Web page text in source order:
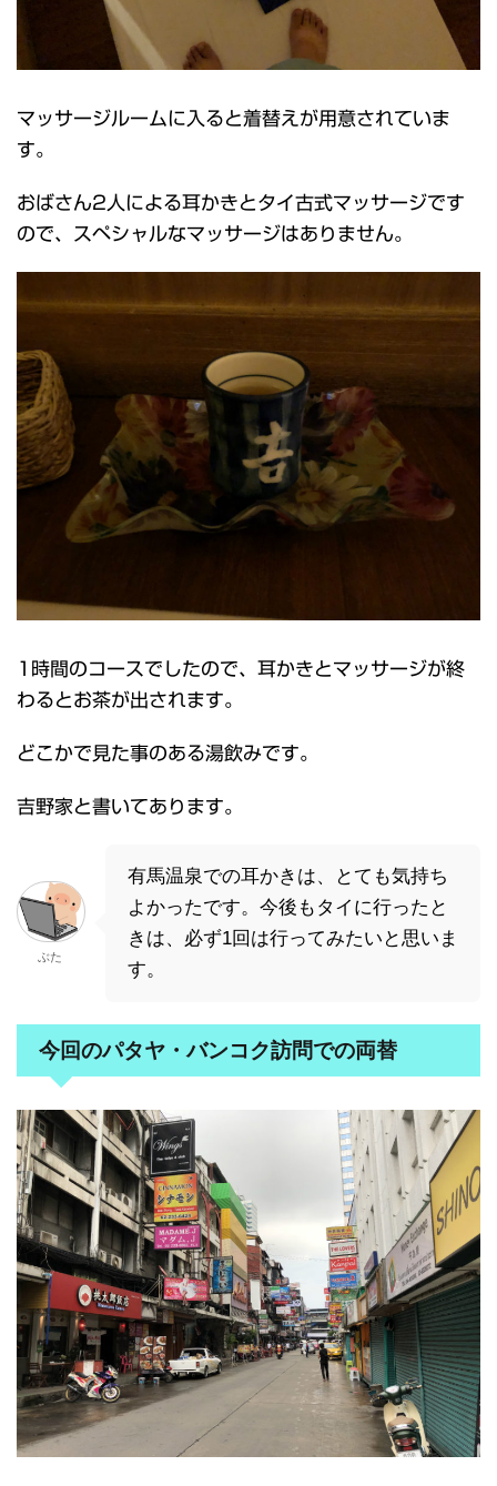
マッサージルームに入ると着替えが用意されていま
す。
おばさん2人による耳かきとタイ古式マッサージです
ので、スペシャルなマッサージはありません。
1時間のコースでしたので、耳かきとマッサージが終
わるとお茶が出されます。
どこかで見た事のある湯飲みです。
吉野家と書いてあります。
ぶた
有馬温泉での耳かきは、とても気持ち
よかったです。今後もタイに行ったと
きは、必ず1回は行ってみたいと思いま
す。
今回のパタヤ・バンコク訪問での両替